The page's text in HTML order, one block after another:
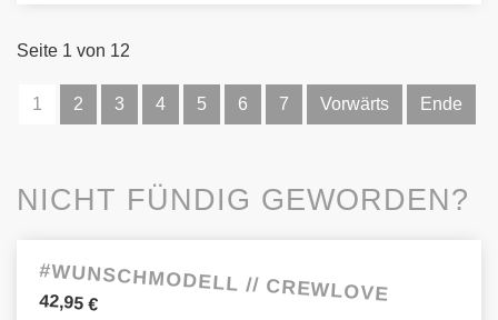
Seite 1 von 12
1 2 3 4 5 6 7 Vorwärts Ende
NICHT FÜNDIG GEWORDEN?
#WUNSCHMODELL // CREWLOVE
42,95€